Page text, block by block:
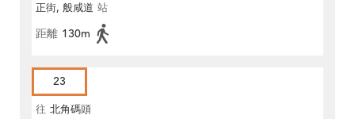
正街, 般咸道 站
距離 130m
23
往 北角碼頭